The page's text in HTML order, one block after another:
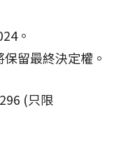
。
留最終決定權。
(只限